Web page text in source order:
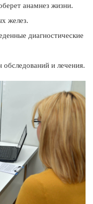
анамнез жизни.
желез.
диагностические
обследований и лечения.